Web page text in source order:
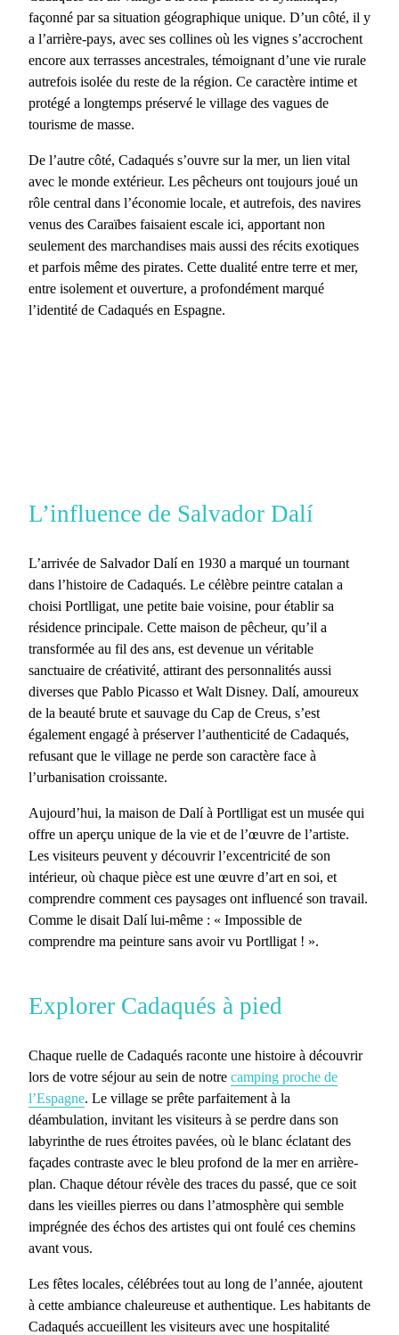
façonné par sa situation géographique unique. D’un côté, il y
a l’arrière-pays, avec ses collines où les vignes s’accrochent
encore aux terrasses ancestrales, témoignant d’une vie rurale
autrefois isolée du reste de la région. Ce caractère intime et
protégé a longtemps préservé le village des vagues de
tourisme de masse.
De l’autre côté, Cadaqués s’ouvre sur la mer, un lien vital
avec le monde extérieur. Les pêcheurs ont toujours joué un
rôle central dans l’économie locale, et autrefois, des navires
venus des Caraïbes faisaient escale ici, apportant non
seulement des marchandises mais aussi des récits exotiques
et parfois même des pirates. Cette dualité entre terre et mer,
entre isolement et ouverture, a profondément marqué
l’identité de Cadaqués en Espagne.
L’influence de Salvador Dalí
L’arrivée de Salvador Dalí en 1930 a marqué un tournant
dans l’histoire de Cadaqués. Le célèbre peintre catalan a
choisi Portlligat, une petite baie voisine, pour établir sa
résidence principale. Cette maison de pêcheur, qu’il a
transformée au fil des ans, est devenue un véritable
sanctuaire de créativité, attirant des personnalités aussi
diverses que Pablo Picasso et Walt Disney. Dalí, amoureux
de la beauté brute et sauvage du Cap de Creus, s’est
également engagé à préserver l’authenticité de Cadaqués,
refusant que le village ne perde son caractère face à
l’urbanisation croissante.
Aujourd’hui, la maison de Dalí à Portlligat est un musée qui
offre un aperçu unique de la vie et de l’œuvre de l’artiste.
Les visiteurs peuvent y découvrir l’excentricité de son
intérieur, où chaque pièce est une œuvre d’art en soi, et
comprendre comment ces paysages ont influencé son travail.
Comme le disait Dalí lui-même : « Impossible de
comprendre ma peinture sans avoir vu Portlligat ! ».
Explorer Cadaqués à pied
Chaque ruelle de Cadaqués raconte une histoire à découvrir
lors de votre séjour au sein de notre camping proche de
l’Espagne. Le village se prête parfaitement à la
déambulation, invitant les visiteurs à se perdre dans son
labyrinthe de rues étroites pavées, où le blanc éclatant des
façades contraste avec le bleu profond de la mer en arrière-
plan. Chaque détour révèle des traces du passé, que ce soit
dans les vieilles pierres ou dans l’atmosphère qui semble
imprégnée des échos des artistes qui ont foulé ces chemins
avant vous.
Les fêtes locales, célébrées tout au long de l’année, ajoutent
à cette ambiance chaleureuse et authentique. Les habitants de
Cadaqués accueillent les visiteurs avec une hospitalité